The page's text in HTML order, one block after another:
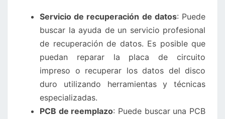
DAÑA?
Servicio de recuperación de datos: Puede
buscar la ayuda de un servicio profesional
de recuperación de datos. Es posible que
puedan reparar la placa de circuito
impreso o recuperar los datos del disco
duro utilizando herramientas y técnicas
especializadas.
PCB de reemplazo: Puede buscar una PCB